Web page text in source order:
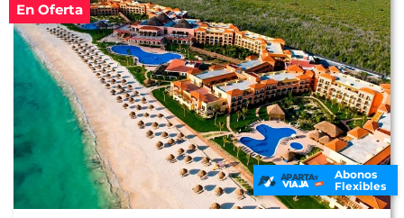
En Oferta
Abonos
Flexibles